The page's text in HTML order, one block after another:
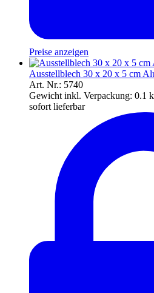
Preise anzeigen
Ausstellblech 30 x 20 x 5 cm
Art. Nr.: 5740
Gewicht inkl. Verpackung: 0.1
sofort lieferbar